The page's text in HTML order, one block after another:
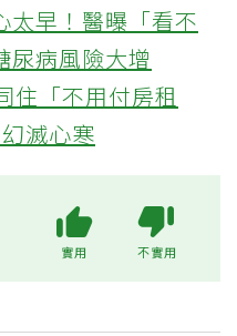
太早！醫曝「看不
尿病風險大增
住「不用付房租
滅心寒
實用 不實用